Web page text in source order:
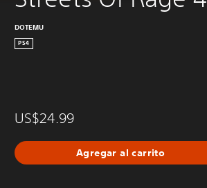
DOTEMU
PS4
US$24.99
Agregar al carrito